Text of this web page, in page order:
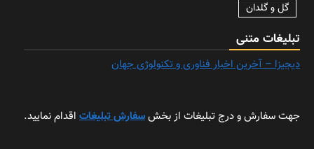
گل و گلدان
تبلیغات متنی
دیجیزا – آخرین اخبار فناوری و تکنولوژی جهان
جهت سفارش و درج تبلیغات از بخشسفارش تبلیغات اقدام نمایید.